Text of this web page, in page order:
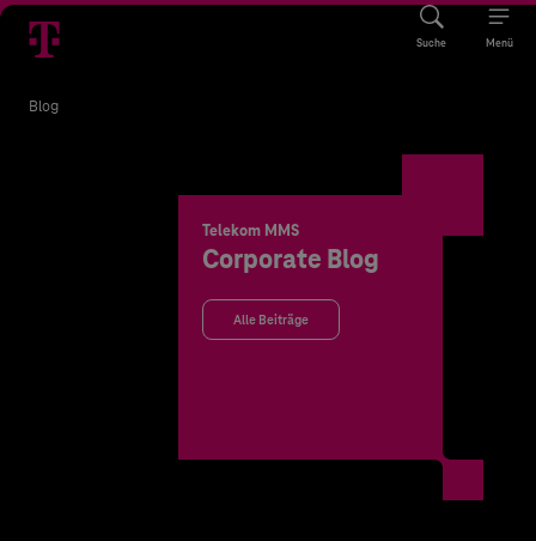
Suche Menü
Blog
Telekom MMS
Corporate Blog
Alle Beiträge